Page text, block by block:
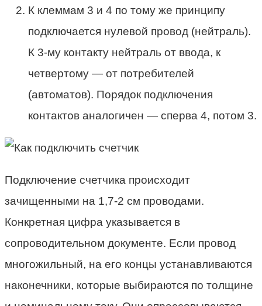
К клеммам 3 и 4 по тому же принципу
подключается нулевой провод (нейтраль).
К 3-му контакту нейтраль от ввода, к
четвертому — от потребителей
(автоматов). Порядок подключения
контактов аналогичен — сперва 4, потом 3.
Подключение счетчика происходит
зачищенными на 1,7-2 см проводами.
Конкретная цифра указывается в
сопроводительном документе. Если провод
многожильный, на его концы устанавливаются
наконечники, которые выбираются по толщине